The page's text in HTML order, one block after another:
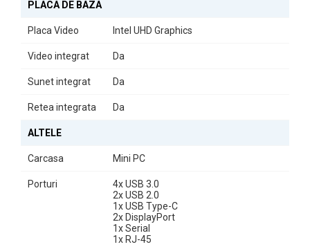
alegerea perfectă pentru cei care doresc un sistem fiabil, compact
unui partener de lucru sau un utilizator casnic, acest mini PC va
răspunde cu succes nevoilor dumneavoastră.
PLACA DE BAZA
Placa Video Intel UHD Graphics
Video integrat Da
Sunet integrat Da
Retea integrata Da
ALTELE
Carcasa Mini PC
Porturi
4x USB 3.0
2x USB 2.0
1x USB Type-C
2x DisplayPort
1x Serial
1x RJ-45